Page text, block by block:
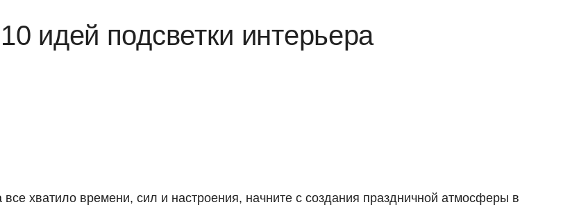
идей подсветки интерьера
хватило времени, сил и настроения, начните с создания праздничной атмосферы в